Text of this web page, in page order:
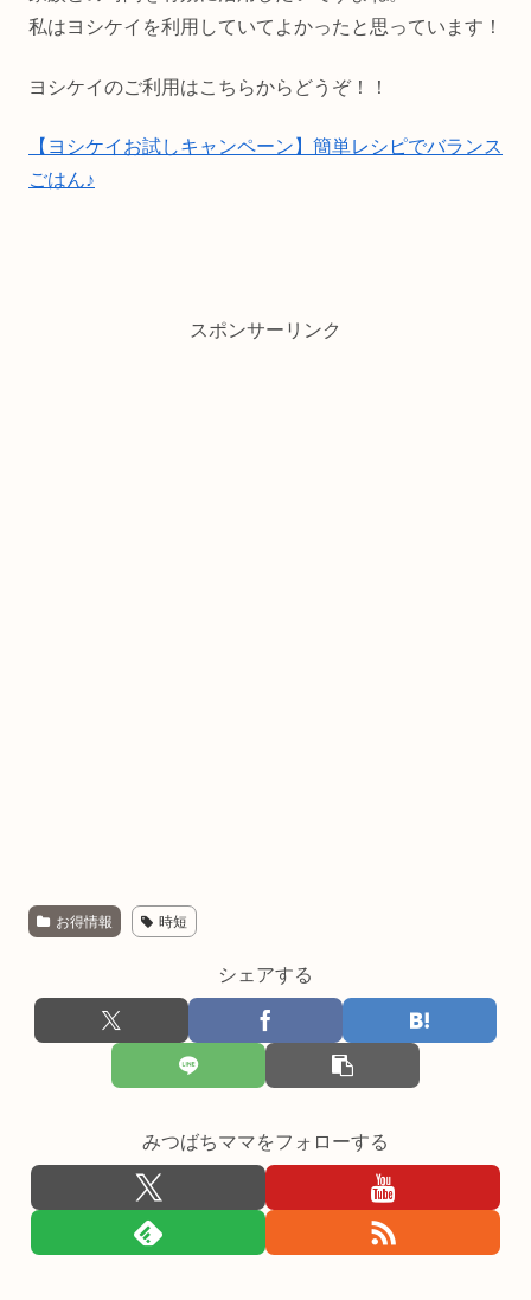
私はヨシケイを利用していてよかったと思っています！
ヨシケイのご利用はこちらからどうぞ！！
【ヨシケイお試しキャンペーン】簡単レシピでバランス
ごはん♪
スポンサーリンク
お得情報 時短
シェアする
みつばちママをフォローする